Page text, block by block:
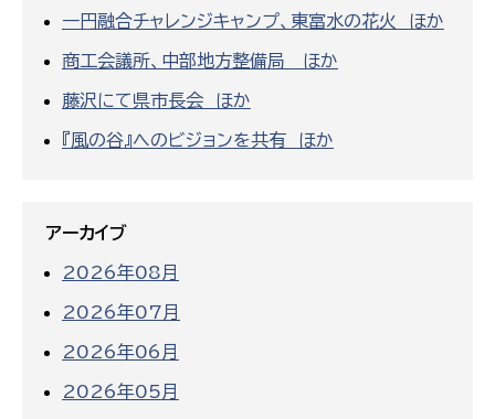
一円融合チャレンジキャンプ、東富水の花火 ほか
商工会議所、中部地方整備局 ほか
藤沢にて県市長会 ほか
『風の谷』へのビジョンを共有 ほか
アーカイブ
2026年08月
2026年07月
2026年06月
2026年05月